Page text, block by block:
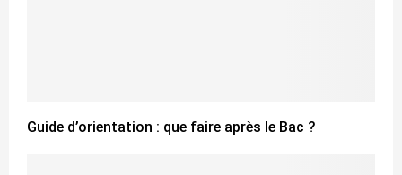
Guide d’orientation : que faire après le Bac ?